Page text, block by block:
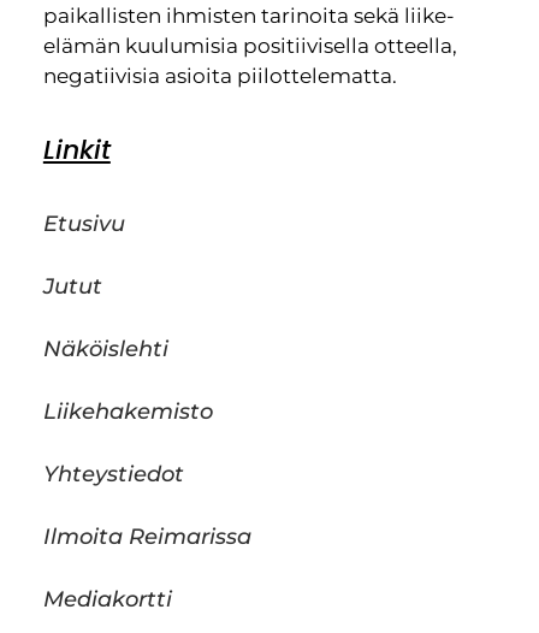
paikallisten ihmisten tarinoita sekä liike-
elämän kuulumisia positiivisella otteella,
negatiivisia asioita piilottelematta.
Linkit
Etusivu
Jutut
Näköislehti
Liikehakemisto
Yhteystiedot
Ilmoita Reimarissa
Mediakortti